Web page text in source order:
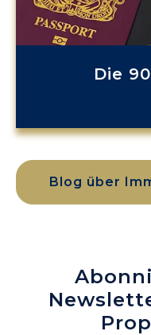
Die
Blog über